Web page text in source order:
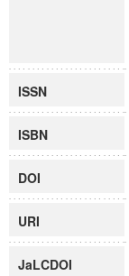
ISSN
ISBN
DOI
URI
JaLCDOI